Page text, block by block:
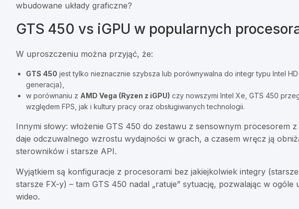
wbudowane układy graficzne?
GTS 450 vs iGPU w popularnych
W uproszczeniu można przyjąć, że:
GTS 450 jest tylko nieznacznie szybsza lub porównywalna do integr typu Intel
generacja),
w porównaniu z AMD Vega (Ryzen z iGPU) czy nowszymi Intel Xe, GTS 450
względem FPS, jak i kultury pracy oraz obsługiwanych technologii.
Innymi słowy: włożenie GTS 450 do zestawu z sensownym procesorem
daje odczuwalnego wzrostu wydajności w grach, a czasem wręcz ją
sterowników i starsze API.
Wyjątkiem są konfiguracje z procesorami bez jakiejkolwiek integry
starsze FX-y) – tam GTS 450 nadal „ratuje” sytuację, pozwalając w
wideo.